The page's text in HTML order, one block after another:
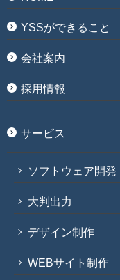
YSSができること
会社案内
採用情報
サービス
ソフトウェア開発
大判出力
デザイン制作
WEBサイト制作